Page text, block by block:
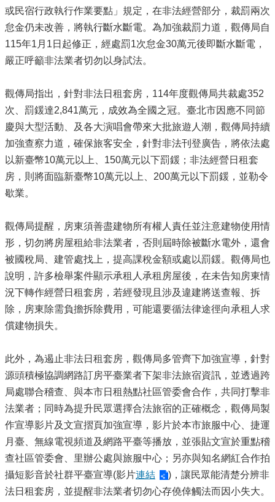
或民宿行政執行作業要點」規定，在非法經營部分，裁罰兩次
怠金仍未改善，將執行斷水斷電。為加強裁罰力道，觀傳局自
115年1月1日起修正，經處罰1次怠金30萬元後即斷水斷電，
嚴正呼籲非法業者切勿以身試法。
觀傳局指出，針對非法日租套房，114年度觀傳局共裁處352
次、罰鍰達2,841萬元，成效為全國之冠。臺北市因應不同節
慶與大型活動、及各大演唱會帶來大批旅遊人潮，觀傳局持續
加強查察力道，確保旅客安全，針對非法刊登廣告，將依法處
以新臺幣10萬元以上、150萬元以下罰鍰；非法經營日租套
房，則將面臨新臺幣10萬元以上、200萬元以下罰鍰，並勒令
歇業。
觀傳局提醒，房東須善盡建物所有權人責任並注意建物使用情
形，切勿將房屋租給非法業者，否則屆時除被斷水電外，還會
被國稅局、建管處找上，提高課稅金額或處以罰鍰。觀傳局也
說明，許多檢舉案件顯示承租人承租房屋後，在未告知房東情
況下轉作經營日租套房，若經發現且涉及違建將送查報、拆
除，房東除需負擔拆除費用，可能還要循法律途徑向承租人求
償建物損失。
此外，為遏止非法日租套房，觀傳局多管齊下加強宣導，針對
源頭積極協調網路訂房平臺業者下架非法旅宿資訊，並透過跨
局處聯合稽查、與本市日租熱點社區管委會合作，共同打擊非
法業者；同時為提升民眾選擇合法旅宿的正確概念，觀傳局製
作宣導影片及文宣摺頁加強宣導，影片於本市旅服中心、捷運
月臺、無線電視頻道及網路平臺等播放，並張貼文宣於重點稽
查社區管委會、里辦公處與旅服中心；另亦與知名網紅合作拍
攝短影音於社群平臺宣導(影片連結
)，讓民眾能清楚分辨非
法日租套房，並提醒非法業者切勿心存僥倖觸法而因小失大。